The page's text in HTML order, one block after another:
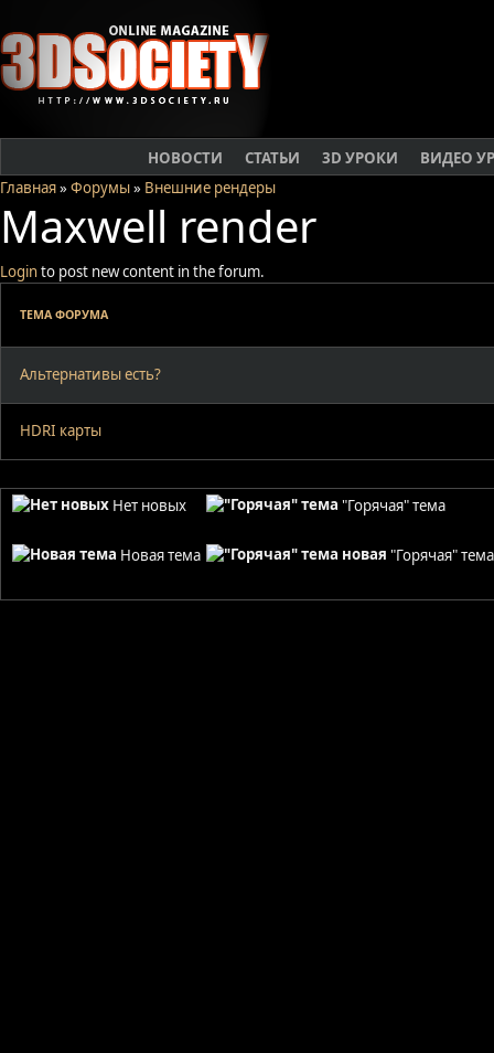
НОВОСТИ СТАТЬИ 3D УРОКИ
ВИДЕО
Главная» Форумы» Внешние рендеры
Maxwell render
Loginto post new content in the forum.
ТЕМА ФОРУМА
Альтернативы есть?
HDRI карты
Нет новых
Новая тема
"Горячая" тема
"Горячая"